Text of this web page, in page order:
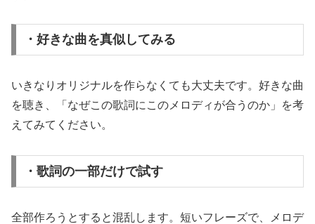
・好きな曲を真似してみる
いきなりオリジナルを作らなくても大丈夫です。好きな曲
を聴き、「なぜこの歌詞にこのメロディが合うのか」を考
えてみてください。
・歌詞の一部だけで試す
全部作ろうとすると混乱します。短いフレーズで、メロデ